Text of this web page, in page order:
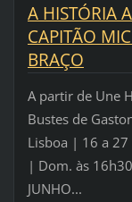
A HISTÓRIA
CAPITÃO
BRAÇO
A partir de Une
Bustes de
Lisboa | 16 a 27
| Dom. às
JUNHO...